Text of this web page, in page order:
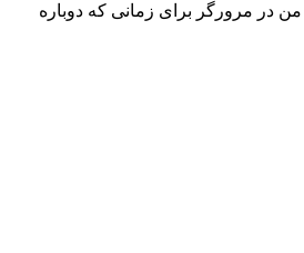
من در مرورگر برای زمانی که دوباره